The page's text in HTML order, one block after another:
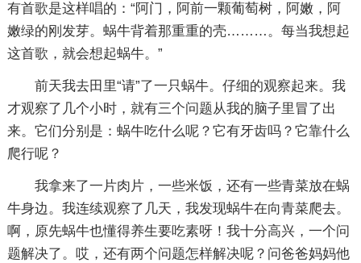
有首歌是这样唱的：“阿门，阿前一颗葡萄树，阿嫩，阿
嫩绿的刚发芽。蜗牛背着那重重的壳………。每当我想起
这首歌，就会想起蜗牛。”
前天我去田里“请”了一只蜗牛。仔细的观察起来。我
才观察了几个小时，就有三个问题从我的脑子里冒了出
来。它们分别是：蜗牛吃什么呢？它有牙齿吗？它靠什么
爬行呢？
我拿来了一片肉片，一些米饭，还有一些青菜放在蜗
牛身边。我连续观察了几天，我发现蜗牛在向青菜爬去。
啊，原先蜗牛也懂得养生要吃素呀！我十分高兴，一个问
题解决了。哎，还有两个问题怎样解决呢？问爸爸妈妈他